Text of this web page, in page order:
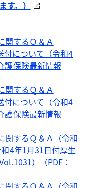
。）
関するＱ＆Ａ
付について（令和4
護保険最新情報
関するＱ＆Ａ
付について（令和4
護保険最新情報
関するＱ＆Ａ（令和
4年1月31日付厚生
）（PDF：